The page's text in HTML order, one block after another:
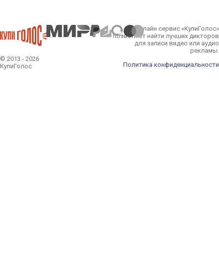
© 2013 - 2026
КупиГолос
Онлайн сервис «КупиГолос»
позволяет найти лучших дикторов
для записи видео или аудио
рекламы.
Политика конфиденциальности